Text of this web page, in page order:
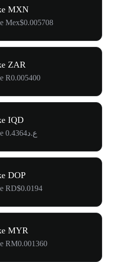
MXN
Mex$0.005708
ZAR
R0.005400
IQD
konversi 1 BNKR ke ع.د0.4364
DOP
RD$0.0194
MYR
RM0.001360